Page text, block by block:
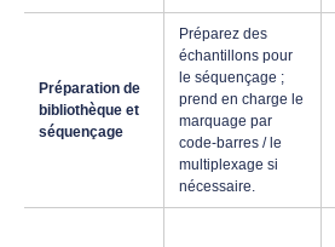
Préparation de
bibliothèque et
séquençage
Préparez des
échantillons pour
le séquençage ;
prend en charge le
marquage par
code-barres / le
multiplexage si
nécessaire.